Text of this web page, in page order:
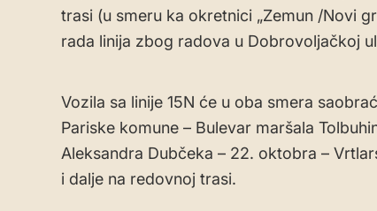
trasi (u smeru ka okretnici „Zemun /Novi
rada linija zbog radova u Dobrovoljačkoj
Vozila sa linije 15N će u oba smera
Pariske komune – Bulevar maršala
Aleksandra Dubčeka – 22. oktobra –
i dalje na redovnoj trasi.